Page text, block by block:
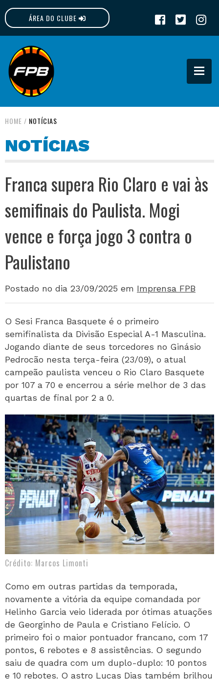
ÁREA DO CLUBE
FPB
HOME / NOTÍCIAS
NOTÍCIAS
Franca supera Rio Claro e vai às
semifinais do Paulista. Mogi
vence e força jogo 3 contra o
Paulistano
Postado no dia 23/09/2025 em Imprensa FPB
O Sesi Franca Basquete é o primeiro
semifinalista da Divisão Especial A-1 Masculina.
Jogando diante de seus torcedores no Ginásio
Pedrocão nesta terça-feira (23/09), o atual
campeão paulista venceu o Rio Claro Basquete
por 107 a 70 e encerrou a série melhor de 3 das
quartas de final por 2 a 0.
Crédito: Marcos Limonti
Como em outras partidas da temporada,
novamente a vitória da equipe comandada por
Helinho Garcia veio liderada por ótimas atuações
de Georginho de Paula e Cristiano Felício. O
primeiro foi o maior pontuador francano, com 17
pontos, 6 rebotes e 8 assistências. O segundo
saiu de quadra com um duplo-duplo: 10 pontos
e 10 rebotes. O astro Lucas Dias também brilhou